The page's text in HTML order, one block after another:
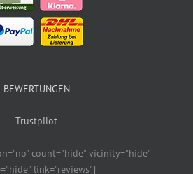
BEWERTUNGEN
Trustpilot
count="hide" vicinity="hide"
link="reviews"]